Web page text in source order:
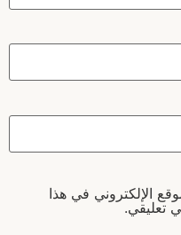
الإلكتروني في هذا
تعليقي.